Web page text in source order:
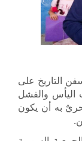
التاريخ على
اليأس والفشل
به أن يكون